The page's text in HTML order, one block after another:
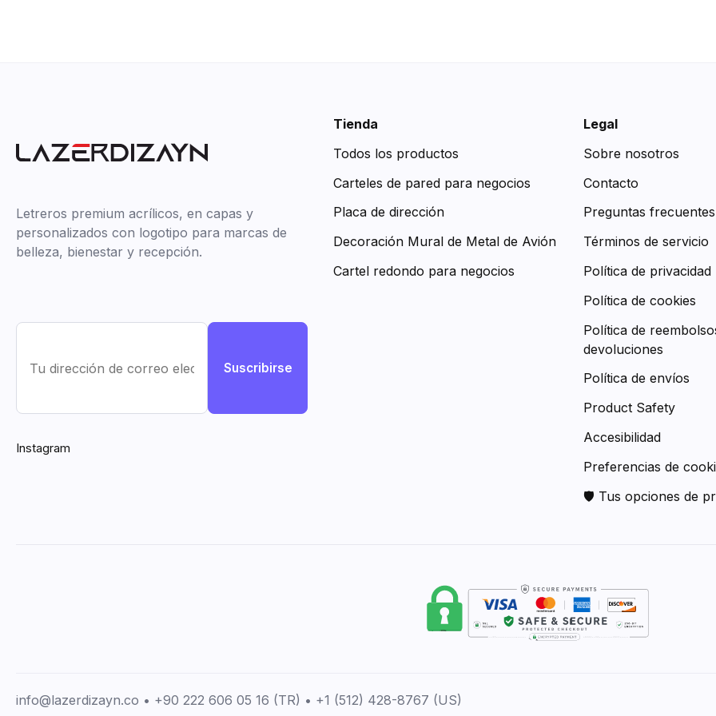
Letreros premium acrílicos, en capas y
personalizados con logotipo para marcas de
belleza, bienestar y recepción.
Suscribirse
Instagram
Tienda
Todos los productos
Carteles de pared para negocios
Placa de dirección
Decoración Mural de Metal de Avión
Cartel redondo para negocios
Legal
Sobre nosotros
Contacto
Preguntas frecuentes
Términos de servicio
Política de privacidad
Política de cookies
Política de
devoluciones
Política de envíos
Product Safety
Accesibilidad
Preferencias de
🛡 Tus opciones de
info@lazerdizayn.co • +90 222 606 05 16 (TR) • +1 (512) 428-8767 (US)